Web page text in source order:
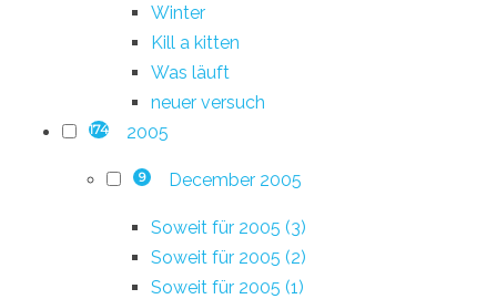
Winter
Kill a kitten
Was läuft
neuer versuch
174 2005
9 December 2005
Soweit für 2005 (3)
Soweit für 2005 (2)
Soweit für 2005 (1)